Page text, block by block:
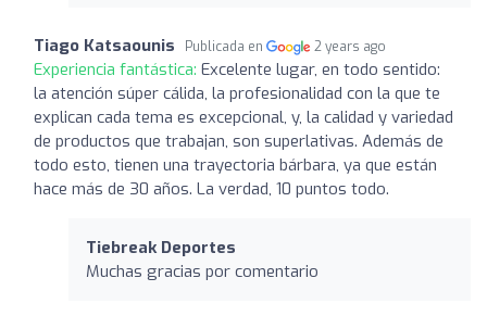
Tiago Katsaounis Publicada en 2 years ago
Experiencia fantástica: Excelente lugar, en todo sentido:
la atención súper cálida, la profesionalidad con la que te
explican cada tema es excepcional, y, la calidad y variedad
de productos que trabajan, son superlativas. Además de
todo esto, tienen una trayectoria bárbara, ya que están
hace más de 30 años. La verdad, 10 puntos todo.
Tiebreak Deportes
Muchas gracias por comentario